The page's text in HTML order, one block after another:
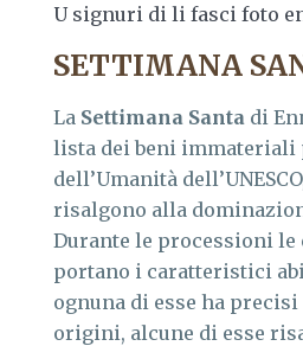
U signuri di li fasci foto
SETTIMANA
La Settimana Santa di
lista dei beni
dell’Umanità
risalgono alla
Durante le processioni
portano i caratteristici
ognuna di esse ha
origini, alcune di esse